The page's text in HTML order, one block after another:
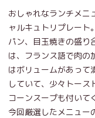
おしゃれなランチメニ
ャルキュトリプレート
パン、目玉焼きの盛り
は、フランス語で肉の
はボリュームがあって
していて、少々トース
コーンスープも付いて
今回厳選したメニュー